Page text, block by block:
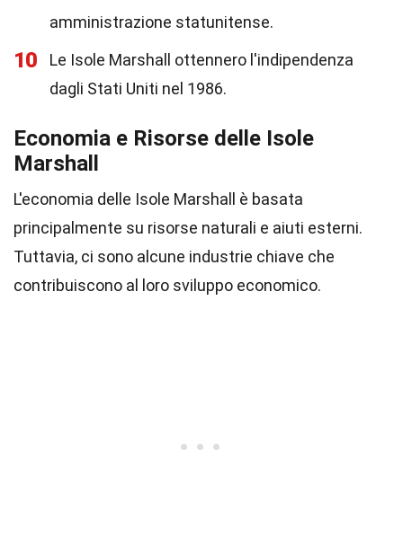
amministrazione statunitense.
10
Le Isole Marshall ottennero l'indipendenza
dagli Stati Uniti nel 1986.
Economia e Risorse delle Isole
Marshall
L'economia delle Isole Marshall è basata
principalmente su risorse naturali e aiuti esterni.
Tuttavia, ci sono alcune industrie chiave che
contribuiscono al loro sviluppo economico.